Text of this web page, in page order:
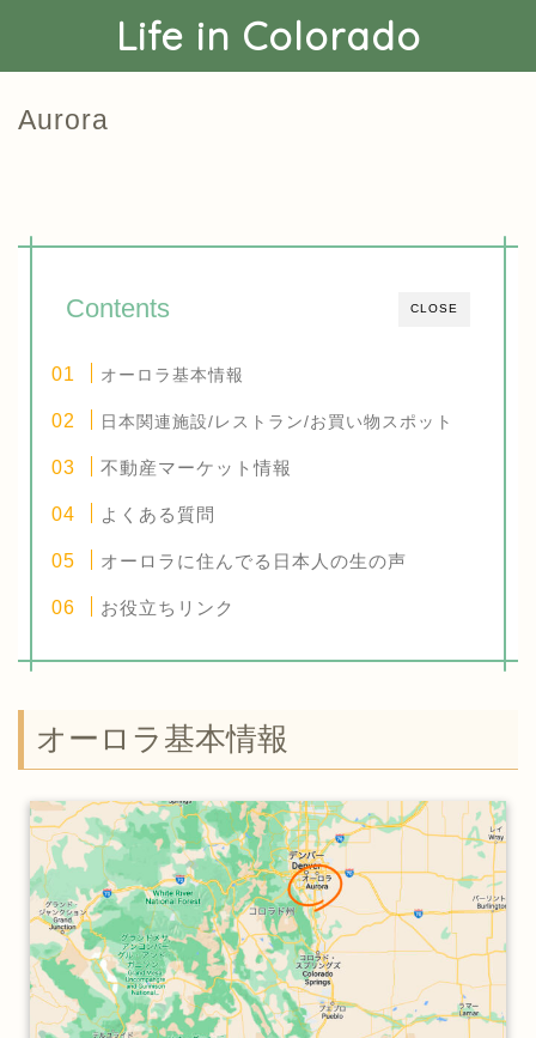
Life in Colorado
Aurora
CLOSE
Contents
オーロラ基本情報
日本関連施設/レストラン/お買い物スポット
不動産マーケット情報
よくある質問
オーロラに住んでる日本人の生の声
お役立ちリンク
オーロラ基本情報